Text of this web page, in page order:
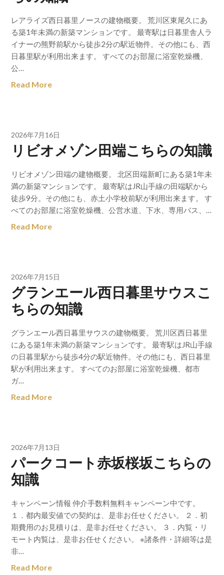
レアライズ西日暮里ノースの建物概要。 荒川区東尾久にあ
る築1年未満の新築マンションです。 最寄駅は日暮里舎人ラ
イナーの熊野前駅から徒歩2分の駅近物件。その他にも、西
日暮里駅が利用出来ます。 すべてのお部屋に浴室乾燥機、
公…
Read More
2026年7月16日
リビオメゾン田端こちらの知識
リビオメゾン田端の建物概要。 北区田端新町にある築1年未
満の新築マンションです。 最寄駅はJR山手線の田端駅から
徒歩9分。その他にも、赤土小学校前駅が利用出来ます。 す
べてのお部屋に浴室乾燥機、公営水道、下水、専用バス、…
Read More
2026年7月15日
グランエール西日暮里サウスこ
ちらの知識
グランエール西日暮里サウスの建物概要。 荒川区西日暮里
にある築1年未満の新築マンションです。 最寄駅はJR山手線
の日暮里駅から徒歩4分の駅近物件。その他にも、西日暮里
駅が利用出来ます。 すべてのお部屋に浴室乾燥機、都市
ガ…
Read More
2026年7月13日
パークコート赤坂桜坂こちらの
知識
キャンペーン情報 仲介手数料無料キャンペーン中です。
１．都内最安値での契約は、是非お任せください。 ２．初
期費用のお見積りは、是非お任せください。 ３．内覧・リ
モート内覧は、是非お任せください。 ※諸条件・詳細等は是
非…
Read More